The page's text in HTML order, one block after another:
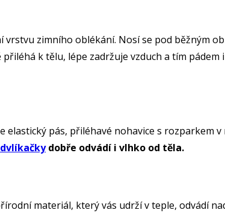
vrstvu zimního oblékání. Nosí se pod běžným
k tělu, lépe zadržuje vzduch a tím pádem
elastický pás, přiléhavé nohavice s rozparkem
dobře odvádí i vlhko od těla.
materiál, který vás udrží v teple, odvádí